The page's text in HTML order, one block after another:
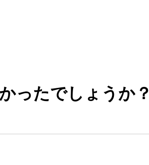
ったでしょうか？